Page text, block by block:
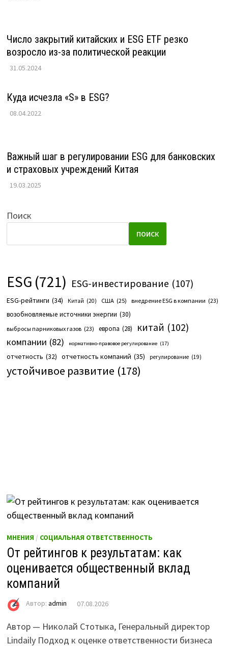
Число закрытий китайских и ESG ETF резко
возросло из-за политической реакции
31.05.2024
Куда исчезла «S» в ESG?
08.04.2022
Важный шаг в регулировании ESG для банковских
и страховых учреждений Китая
19.03.2025
Поиск
ПОИСК
ESG (721) ESG-инвестирование (107)
ESG-рейтинги (34) Китай (20) США (25) внедрение ESG в компании (23)
возобновляемые источники энергии (30)
выбросы парниковых газов (23) европа (28) китай (102)
компании (82) нормативно-правовое регулирование (17)
отчетность (32) отчетность компаний (35) регулирование (19)
устойчивое развитие (178)
МНЕНИЯ / СОЦИАЛЬНАЯ ОТВЕТСТВЕННОСТЬ
От рейтингов к результатам: как
оценивается общественный вклад
компаний
Автор: admin 07.08.2026
Автор — Николай Стотыка, Генеральный директор
Lindaily Подход к оценке ответственности бизнеса